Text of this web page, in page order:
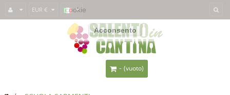
EUR €
- (vuoto)
Questo sito usa icookie per fornirti un'esperienza migliore. Se usi
SalentoInCantina, acconsenti all'utilizzo dei cookie.
Acconsento